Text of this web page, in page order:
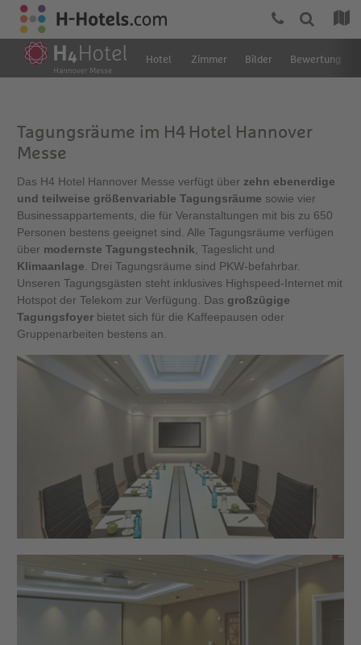
Hotel Zimmer Bilder Bewertung
Tagungsräume im H4 Hotel Hannover
Messe
Das H4 Hotel Hannover Messe verfügt über zehn ebenerdige
und teilweise größenvariable Tagungsräume sowie vier
Businessappartements, die für Veranstaltungen mit bis zu 650
Personen bestens geeignet sind. Alle Tagungsräume verfügen
über modernste Tagungstechnik , Tageslicht und
Klimaanlage . Drei Tagungsräume sind PKW-befahrbar.
Unseren Tagungsgästen steht inklusives Highspeed-Internet mit
Hotspot der Telekom zur Verfügung. Das großzügige
Tagungsfoyer bietet sich für die Kaffeepausen oder
Gruppenarbeiten bestens an.